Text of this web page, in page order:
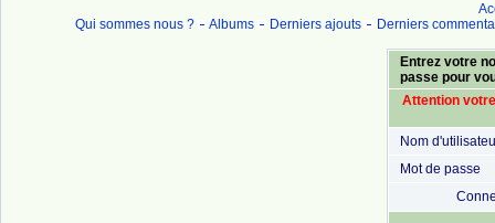
Qui sommes nous ?
Albums Derniers ajouts Derniers
Entrez votre
passe pour
Attention
Nom
Mot de passe